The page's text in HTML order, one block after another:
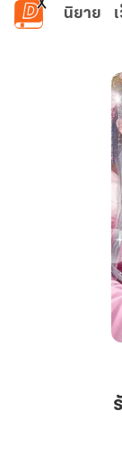
ข้ามไปยังเนื้อหาห
นิยาย